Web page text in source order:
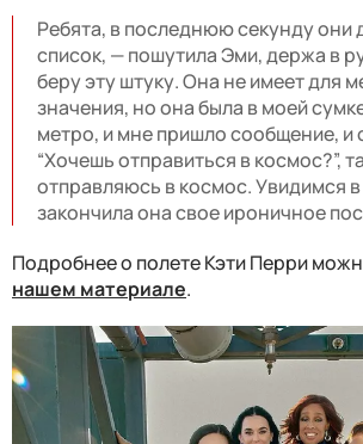
Ребята, в последнюю секунду они
список, — пошутила Эми, держа в
беру эту штуку. Она не имеет для
значения, но она была в моей
метро, ​​и мне пришло сообщение, и
“Хочешь отправиться в космос?”,
отправляюсь в космос. Увидимся
закончила она свое ироничное
Подробнее о полете Кэти Перри
нашем материале.